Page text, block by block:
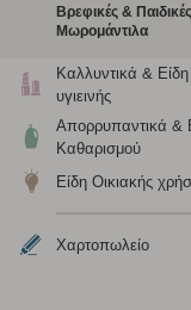
Βρεφικές &
Μωρομάντιλα
Καλλυντικά &
υγιεινής
Απορρυπαντικά &
Καθαρισμού
Είδη Οικιακής
Χαρτοπωλείο
να
τα
Η